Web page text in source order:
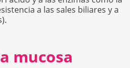
a las sales biliares y a
mucosa